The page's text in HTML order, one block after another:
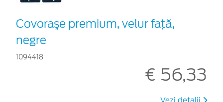
Covoraşe premium, velur faţă,
negre
1094418
€ 56,33